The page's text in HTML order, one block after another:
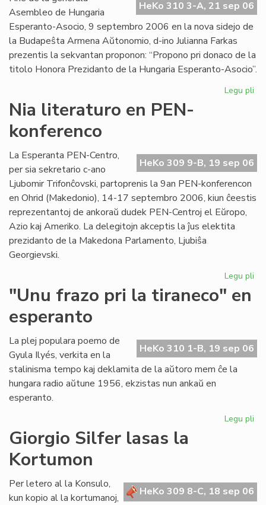
HeKo 310 3-A, 21 sep 06
Asembleo de Hungaria
Esperanto-Asocio, 9 septembro 2006 en la nova sidejo de
la Budapeŝta Armena Aŭtonomio, d-ino Julianna Farkas
prezentis la sekvantan proponon: “Propono pri donaco de la
titolo Honora Prezidanto de la Hungaria Esperanto-Asocio”.
Legu pli
Nia literaturo en PEN-
konferenco
HeKo 309 9-B, 19 sep 06
La Esperanta PEN-Centro,
per sia sekretario c-ano
Ljubomir Trifonĉovski, partoprenis la 9an PEN-konferencon
en Ohrid (Makedonio), 14-17 septembro 2006, kiun ĉeestis
reprezentantoj de ankoraŭ dudek PEN-Centroj el Eŭropo,
Azio kaj Ameriko. La delegitojn akceptis la ĵus elektita
prezidanto de la Makedona Parlamento, Ljubiŝa
Georgievski.
Legu pli
"Unu frazo pri la tiraneco" en
esperanto
HeKo 310 1-B, 19 sep 06
La plej populara poemo de
Gyula Ilyés, verkita en la
stalinisma tempo kaj deklamita de la aŭtoro mem ĉe la
hungara radio aŭtune 1956, ekzistas nun ankaŭ en
esperanto.
Legu pli
Giorgio Silfer lasas la
Kortumon
HeKo 309 8-C, 18 sep 06
Per letero al la Konsulo,
kun kopio al la kortumanoj,